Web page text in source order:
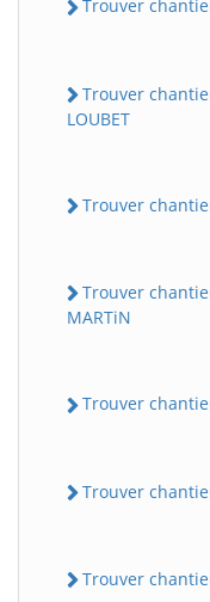
Trouver
Trouver
LOUBET
Trouver
Trouver
MARTiN
Trouver
Trouver
Trouver